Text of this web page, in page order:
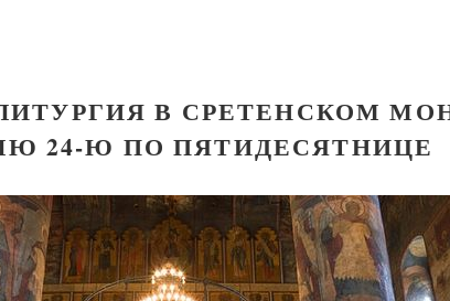
В СРЕТЕНСКОМ
24-Ю ПО ПЯТИДЕСЯТНИЦЕ